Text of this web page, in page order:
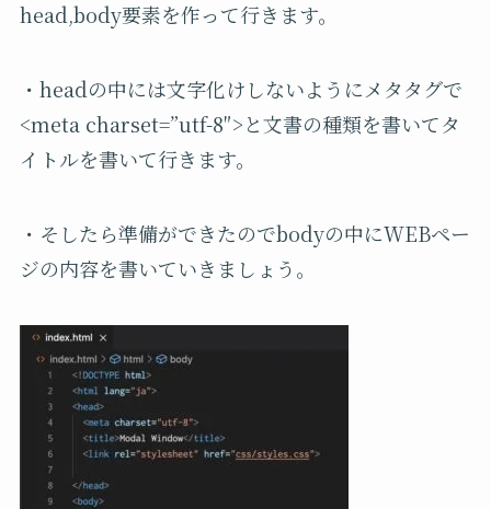
head,body要素を作って行きます。
・headの中には文字化けしないようにメタタグで
<meta charset=”utf-8″>と文書の種類を書いてタ
イトルを書いて行きます。
・そしたら準備ができたのでbodyの中にWEBペー
ジの内容を書いていきましょう。